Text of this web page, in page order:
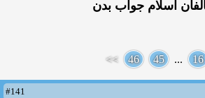
اسلام جواب بدن
16
...
45
46
>>
#141